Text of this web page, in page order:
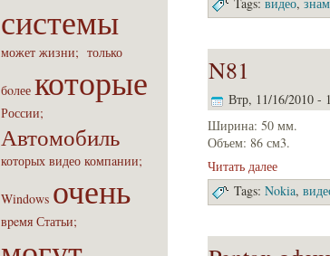
системы
может жизни; только
бoлее которые
России;
Автомобиль
которых видео компaнии;
Windows очень
вpeмя Статьи;
N81
Втр, 11/16/2010 -
Ширина: 50 мм.
Объем: 86 см3.
Читать далее
Tags: Nokia,